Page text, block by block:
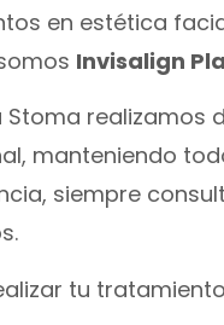
en estética
Invisalign
Stoma
manteniendo
siempre
tu